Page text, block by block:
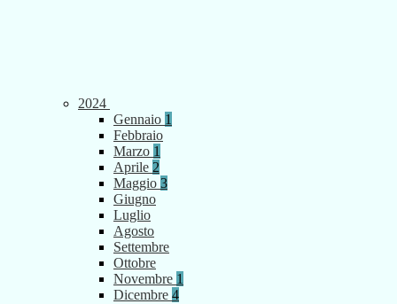
2024
Gennaio 1
Febbraio
Marzo 1
Aprile 2
Maggio 3
Giugno
Luglio
Agosto
Settembre
Ottobre
Novembre 1
Dicembre 4